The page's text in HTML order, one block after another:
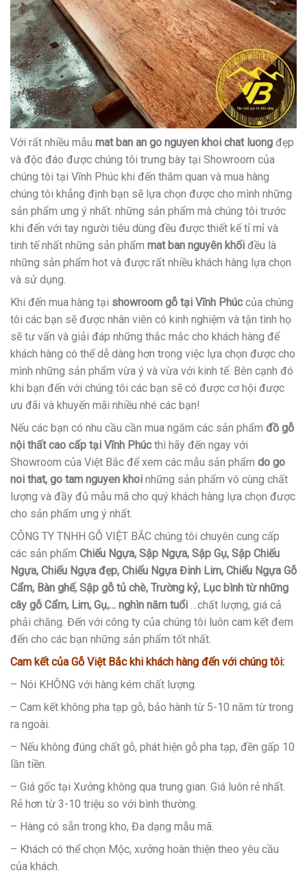
Với rất nhiều mẫu mat ban an go nguyen khoi chat luong đẹp
và độc đáo được chúng tôi trưng bày tại Showroom của
chúng tôi tại Vĩnh Phúc khi đến thăm quan và mua hàng
chúng tôi khẳng định bạn sẽ lựa chọn được cho mình những
sản phẩm ưng ý nhất. những sản phẩm mà chúng tôi trước
khi đến với tay người tiêu dùng đều được thiết kế tỉ mỉ và
tinh tế nhất những sản phẩm mat ban nguyên khối đều là
những sản phẩm hot và được rất nhiều khách hàng lựa chọn
và sử dụng.
Khi đến mua hàng tại showroom gỗ tại Vĩnh Phúccủa chúng
tôi các bạn sẽ được nhân viên có kinh nghiệm và tận tình họ
sẽ tư vấn và giải đáp những thắc mắc cho khách hàng để
khách hàng có thể dễ dàng hơn trong việc lựa chọn được cho
mình những sản phẩm vừa ý và vừa với kinh tế. Bên cạnh đó
khi bạn đến với chúng tôi các bạn sẽ có được cơ hội được
ưu đãi và khuyến mãi nhiều nhé các bạn!
Nếu các bạn có nhu cầu cần mua ngắm các sản phẩm đồ gỗ
nội thất cao cấp tại Vĩnh Phúcthì hãy đến ngay với
Showroom của Việt Bắc để xem các mẫu sản phẩm do go
noi that, go tam nguyen khoi những sản phẩm vô cùng chất
lượng và đầy đủ mẫu mã cho quý khách hàng lựa chọn được
cho sản phẩm ưng ý nhất.
CÔNG TY TNHH GỖ VIỆT BẮC chúng tôi chuyên cung cấp
các sản phẩm Chiếu Ngựa, Sập Ngựa, Sập Gụ, Sập Chiếu
Ngựa, Chiếu Ngựa đẹp, Chiếu Ngựa Đinh Lim, Chiếu Ngựa Gỗ
Cẩm, Bàn ghế, Sập gỗ tủ chè, Trường kỷ, Lục bình từ những
cây gỗ Cẩm, Lim, Gụ,… nghìn năm tuổi …chất lượng, giá cả
phải chăng. Đến với công ty của chúng tôi luôn cam kết đem
đến cho các bạn những sản phẩm tốt nhất.
Cam kết của Gỗ Việt Bắckhi khách hàng đến với chúng tôi:
– Nói KHÔNG với hàng kém chất lượng.
– Cam kết không pha tạp gỗ, bảo hành từ 5-10 năm từ trong
ra ngoài.
– Nếu không đúng chất gỗ, phát hiện gỗ pha tạp, đền gấp 10
lần tiền.
– Giá gốc tại Xưởng không qua trung gian. Giá luôn rẻ nhất.
Rẻ hơn từ 3-10 triệu so với bình thường.
– Hàng có sẵn trong kho, Đa dạng mẫu mã.
– Khách có thể chọn Mộc, xưởng hoàn thiện theo yêu cầu
của khách.